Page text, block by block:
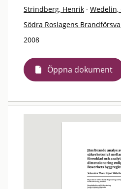
Strindberg, Henrik ·
Södra Roslagens
2008
Öppna dokument